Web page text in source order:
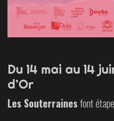
Du 14 mai au 14
d’Or
Les Souterrainesfont